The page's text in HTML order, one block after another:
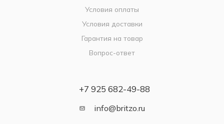
Условия оплаты
Условия доставки
Гарантия на товар
Вопрос-ответ
+7 925 682-49-88
info@britzo.ru